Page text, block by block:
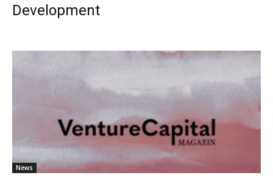
Development
News